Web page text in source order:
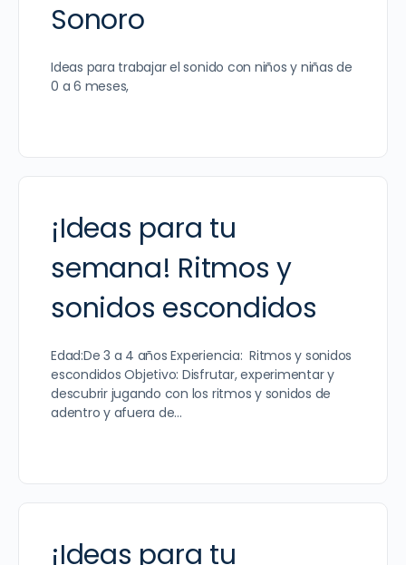
Sonoro
Ideas para trabajar el sonido con niños y niñas de
0 a 6 meses,
¡Ideas para tu
semana! Ritmos y
sonidos escondidos
Edad:De 3 a 4 años Experiencia: Ritmos y sonidos
escondidos Objetivo: ​Disfrutar, experimentar y
descubrir jugando con los ritmos y sonidos de
adentro y afuera de…
¡Ideas para tu